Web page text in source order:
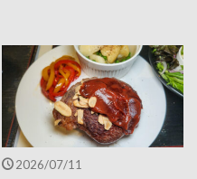
2026/07/11